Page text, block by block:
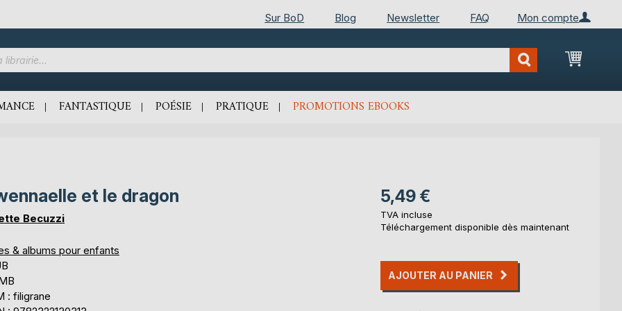
Mon compte
Sur BoD Blog Newsletter FAQ
Mon
FANTASTIQUE POÉSIE PRATIQUE PROMOTIONS EBOOKS
et le dragon
Becuzzi
& albums pour enfants
: filigrane
5,49 €
TVA incluse
Téléchargement disponible dès maintenant
AJOUTER AU PANIER